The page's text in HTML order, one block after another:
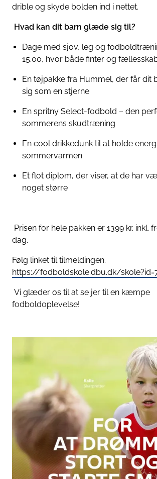
drible og skyde bolden ind i nettet.
Hvad kan dit barn glæde sig til?
Dage med sjov, leg og
15.00, hvor både finter og
En tøjpakke fra Hummel, der får dit
sig som en stjerne
En spritny Select-fodbold – den
sommerens skudtræning
En cool drikkedunk til at holde
sommervarmen
Et flot diplom, der viser, at de har
noget større
Prisen for hele pakken er 1399 kr. inkl.
dag.
Følg linket til tilmeldingen.
https://fodboldskole.dbu.dk/
Vi glæder os til at se jer til en kæmpe
fodboldoplevelse!